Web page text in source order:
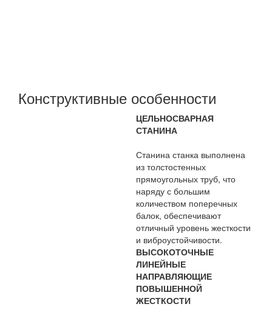
Конструктивные особенности
ЦЕЛЬНОСВАРНАЯ
СТАНИНА
Станина станка выполнена
из толстостенных
прямоугольных труб, что
наряду с большим
количеством поперечных
балок, обеспечивают
отличный уровень жесткости
и виброустойчивости.
ВЫСОКОТОЧНЫЕ
ЛИНЕЙНЫЕ
НАПРАВЛЯЮЩИЕ
ПОВЫШЕННОЙ
ЖЕСТКОСТИ